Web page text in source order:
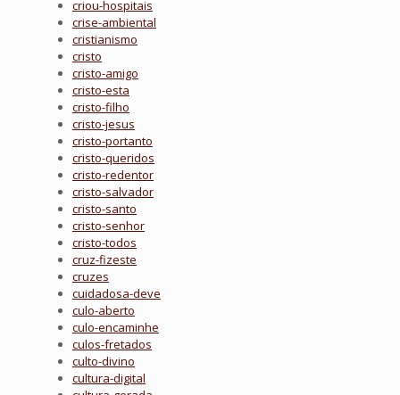
criou-hospitais
crise-ambiental
cristianismo
cristo
cristo-amigo
cristo-esta
cristo-filho
cristo-jesus
cristo-portanto
cristo-queridos
cristo-redentor
cristo-salvador
cristo-santo
cristo-senhor
cristo-todos
cruz-fizeste
cruzes
cuidadosa-deve
culo-aberto
culo-encaminhe
culos-fretados
culto-divino
cultura-digital